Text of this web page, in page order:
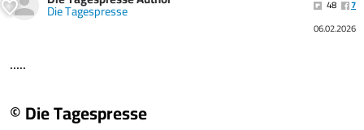
Die Tagespresse 48
7
06.02.2026
.....
© Die Tagespresse